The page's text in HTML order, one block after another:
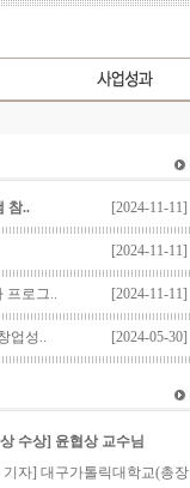
참.. [2024-11-11]
[2024-11-11]
프로그.. [2024-11-11]
업성.. [2024-05-30]
수상] 윤협상 교수님
자] 대구가톨릭대학교(총장